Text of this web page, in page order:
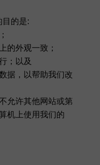
目的是:
的外观一致；
；以及
据，以帮助我们改
允许其他网站或第
机上使用我们的